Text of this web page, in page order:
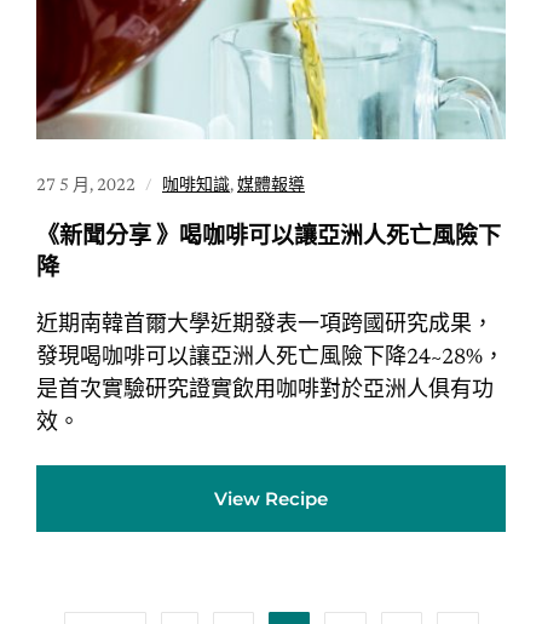
27 5 月, 2022 咖啡知識, 媒體報導
《新聞分享 》喝咖啡可以讓亞洲人死亡風險下
降
近期南韓首爾大學近期發表一項跨國研究成果，
發現喝咖啡可以讓亞洲人死亡風險下降24~28%，
是首次實驗研究證實飲用咖啡對於亞洲人俱有功
效。
View Recipe